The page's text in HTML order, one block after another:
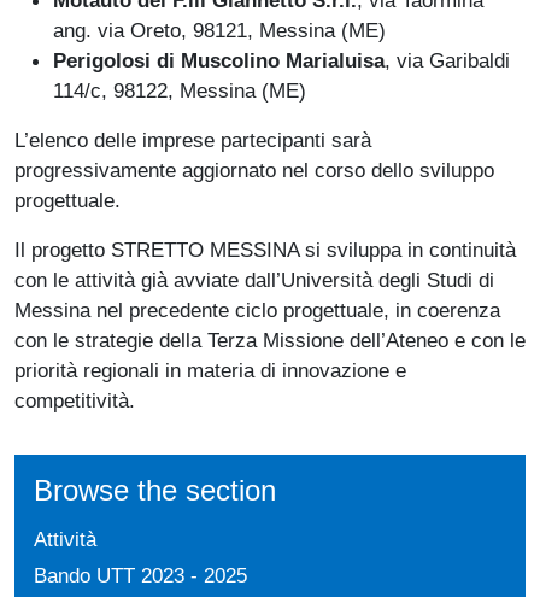
ang. via Oreto, 98121, Messina (ME)
Perigolosi di Muscolino Marialuisa, via Garibaldi
114/c, 98122, Messina (ME)
L’elenco delle imprese partecipanti sarà
progressivamente aggiornato nel corso dello sviluppo
progettuale.
Il progetto STRETTO MESSINA si sviluppa in continuità
con le attività già avviate dall’Università degli Studi di
Messina nel precedente ciclo progettuale, in coerenza
con le strategie della Terza Missione dell’Ateneo e con le
priorità regionali in materia di innovazione e
competitività.
Browse the section
Attività
Bando UTT 2023 - 2025